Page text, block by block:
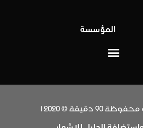
المؤسسة
دقيقة © 2020 |